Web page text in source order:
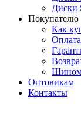
Диски
Покупателю
Как
Оптовикам
Контакты